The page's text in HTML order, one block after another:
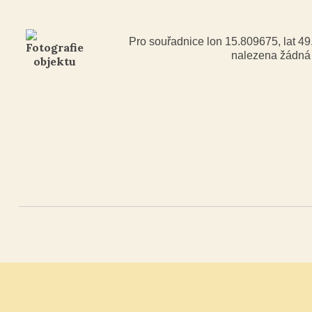
Pro souřadnice lon 15.809675, lat
nalezena